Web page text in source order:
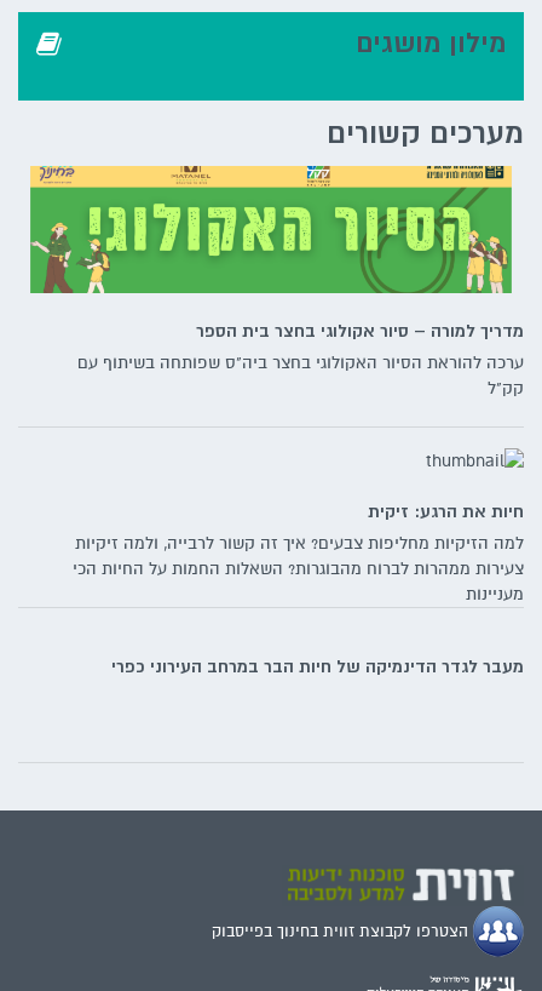
מילון מושגים
מערכים קשורים
מדריך למורה – סיור אקולוגי בחצר בית הספר
ערכה להוראת הסיור האקולוגי בחצר ביה"ס שפותחה בשיתוף עם
קק"ל
חיות את הרגע: זיקית
למה הזיקיות מחליפות צבעים? איך זה קשור לרבייה, ולמה זיקיות
צעירות ממהרות לברוח מהבוגרות? השאלות החמות על החיות הכי
מעניינות
מעבר לגדר הדינמיקה של חיות הבר במרחב העירוני כפרי
הצטרפו לקבוצת זווית בחינוך בפייסבוק